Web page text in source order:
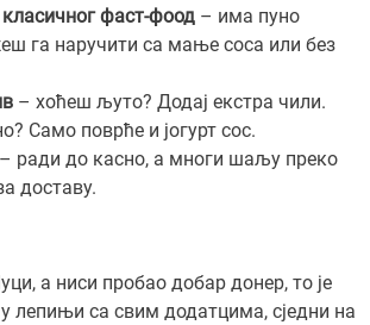
фаст-фоод – има пуно
га наручити са мање соса или без
– хоћеш љуто? Додај екстра чили.
Само поврће и јогурт сос.
– ради до касно, а многи шаљу преко
доставу.
а ниси пробао добар донер, то је
лепињи са свим додатцима, сједни на